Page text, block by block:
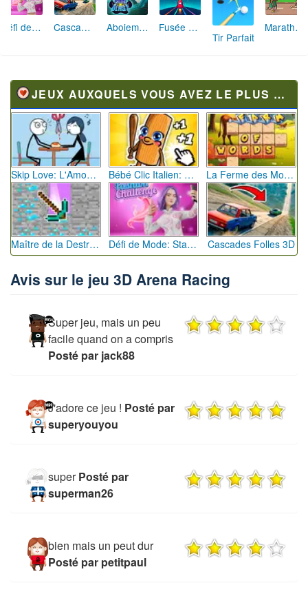
Défi de Mode: Star du Podium Cascades Folles 3D Aboiement Stellaire : Aventure Canine Fusée Chromatique: La Course des Couleurs
Tir Parfait
Marathon Champion io
JEUX AUXQUELS VOUS AVEZ LE PLUS JOUÉ
Skip Love: L'Amour en Péril Bébé Clic Italien: La Folie des Petits Bambins La Ferme des Mots - Cultivez votre Vocabulaire
Maître de la Destruction: Fusion de Pioches Défi de Mode: Star du Podium Cascades Folles 3D
Avis sur le jeu 3D Arena Racing
Super jeu, mais un peu
facile quand on a compris
Posté par jack88
J'adore ce jeu ! Posté par
superyouyou
super Posté par
superman26
bien mais un peut dur
Posté par petitpaul